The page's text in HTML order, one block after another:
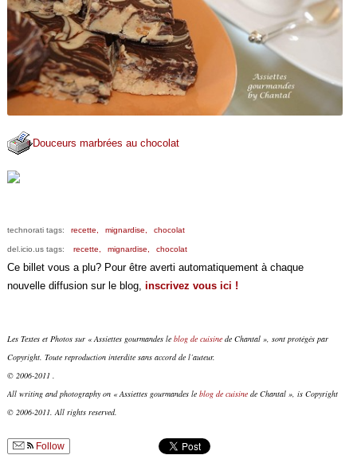
Douceurs marbrées au chocolat
technorati tags: recette, mignardise, chocolat
del.icio.us tags: recette, mignardise, chocolat
Ce billet vous a plu? Pour être averti automatiquement à chaque
nouvelle diffusion sur le blog, inscrivez vous ici !
Les Textes et Photos sur « Assiettes gourmandes le blog de cuisinede Chantal », sont protégés par
Copyright. Toute reproduction interdite sans accord de l’auteur.
© 2006-2011 .
All writing and photography on « Assiettes gourmandes le blog de cuisinede Chantal », is Copyright
© 2006-2011. All rights reserved.
Follow